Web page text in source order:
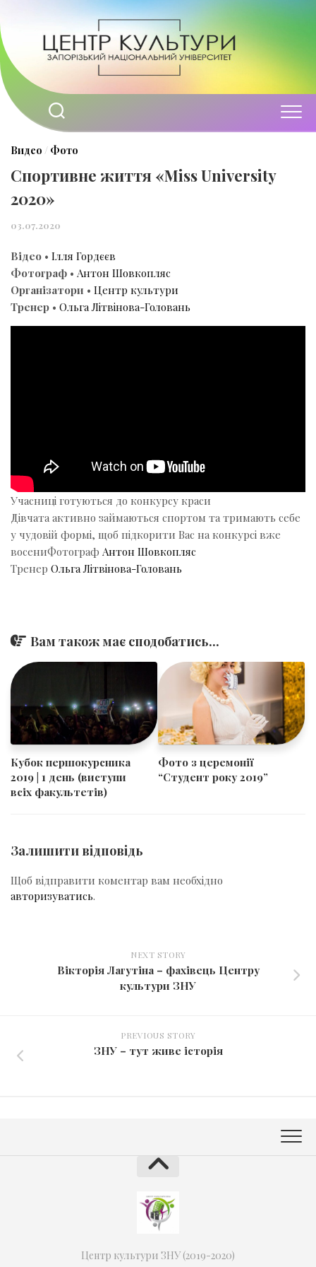
до
вмісту
Видео / Фото
Спортивне життя «Miss University
2020»
03.07.2020
Відео • Ілля Гордєєв
Фотограф • Антон Шовкопляс
Організатори • Центр культури
Тренер • Ольга Літвінова-Головань
Учасниці готуються до конкурсу краси
Дівчата активно займаються спортом та тримають себе
у чудовій формі, щоб підкорити Вас на конкурсі вже
восениФотограф Антон Шовкопляс
Тренер Ольга Літвінова-Головань
Вам також має сподобатись...
​​Кубок першокурсника
2019 | 1 день (виступи
всіх факультетів)
​​Фото з церемонії
“Студент року 2019”
Залишити відповідь
Щоб відправити коментар вам необхідно
авторизуватись.
NEXT STORY
Вікторія Лагутіна – фахівець Центру
культури ЗНУ
PREVIOUS STORY
ЗНУ – тут живе історія
Центр культури ЗНУ (2019-2020)